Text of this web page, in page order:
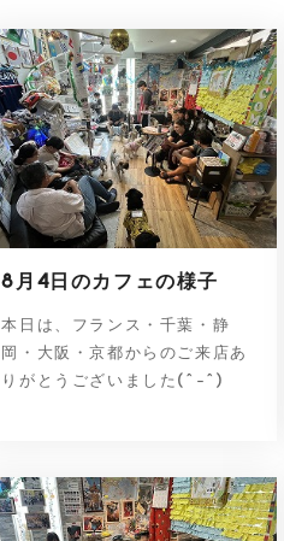
8月4日のカフェの様子
本日は、フランス・千葉・静
岡・大阪・京都からのご来店あ
りがとうございました(^-^)